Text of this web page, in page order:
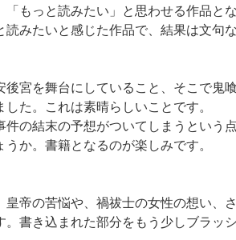
もっと読みたい」と思わせる作品と
みたいと感じた作品で、結果は文句
宮を舞台にしていること、そこで鬼
た。これは素晴らしいことです。
の結末の予想がついてしまうという
か。書籍となるのが楽しみです。
帝の苦悩や、禍祓士の女性の想い、
書き込まれた部分をもう少しブラッ